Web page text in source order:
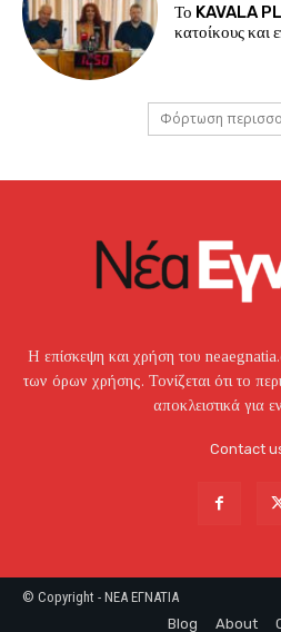
Το KAVALA
κατοίκους και
Φόρτωση
Η επίσκεψη και χρήση του
των όρων χρήσης. Τονίζεται ότι το
αποκλειστικά για
Contact
© Copyright - NEA EΓNATIA
Blog
About